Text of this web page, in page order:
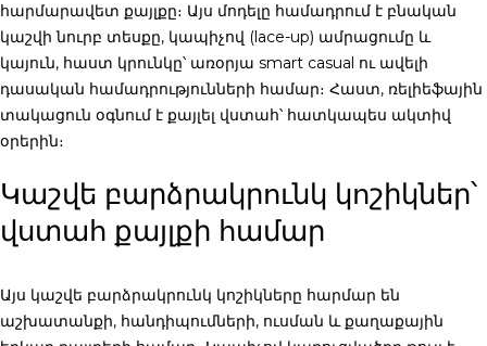
հարմարավետ քայլքը։ Այս մոդելը համադրում է բնական
կաշվի նուրբ տեսքը, կապիչով (lace-up) ամրացումը և
կայուն, հաստ կրունկը՝ առօրյա smart casual ու ավելի
դասական համադրությունների համար։ Հաստ, ռելիեֆային
տակացուն օգնում է քայլել վստահ՝ հատկապես ակտիվ
օրերին։
Կաշվե բարձրակրունկ կոշիկներ՝
վստահ քայլքի համար
Այս կաշվե բարձրակրունկ կոշիկները հարմար են
աշխատանքի, հանդիպումների, ուսման և քաղաքային